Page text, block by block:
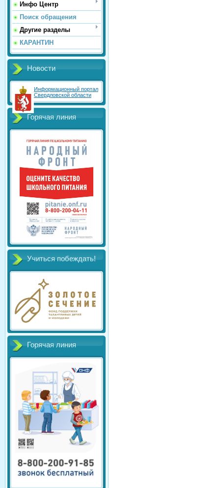
Инфо Центр
Поиск обращения
Другие разделы
КАРАНТИН
Новости
Информационный портал
Свердловской области
Горячая линия
Учиться побеждать!
Горячая линия